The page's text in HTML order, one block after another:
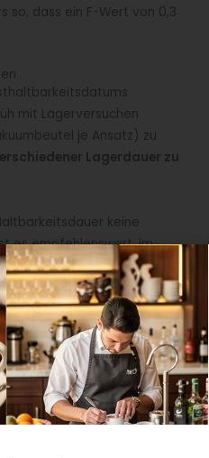
so, dass ein F-Wert von 0,3
mit Lagerversuchen
je Ansatz) zu
Lagerdauer zu
keine
es empfehlenswert, im
Untersuchungdurch ein
die Unbedenklichkeit
der
zu lassen (Kosten:
die Gesamtkeimzahl einen
liefern.
& Etikettierung
Vakuumbeutel (nur im